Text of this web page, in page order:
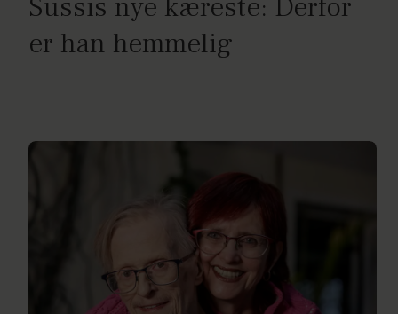
er han hemmelig